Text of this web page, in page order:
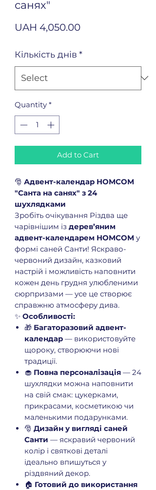
санях"
UAH 4,050.00Price
Кількість днів *
Quantity *
Add to Cart
🎅 Адвент-календар HOMCOM
"Санта на санях" з 24
шухлядками
Зробіть очікування Різдва ще
чарівнішим із дерев’яним
адвент-календарем HOMCOM у
формі саней Санти! Яскраво-
червоний дизайн, казковий
настрій і можливість наповнити
кожен день грудня улюбленими
сюрпризами — усе це створює
справжню атмосферу дива.
✨ Особливості:
🎁 Багаторазовий адвент-
календар — використовуйте
щороку, створюючи нові
традиції.
🧁 Повна персоналізація — 24
шухлядки можна наповнити
на свій смак: цукерками,
прикрасами, косметикою чи
маленькими подарунками.
🎅 Дизайн у вигляді саней
Санти — яскравий червоний
колір і святкові деталі
ідеально впишуться у
різдвяний декор.
🏠 Готовий до використання